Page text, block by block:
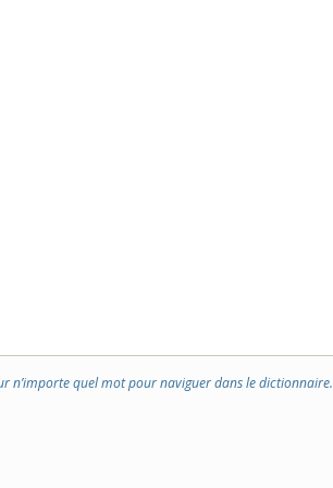
n’importe quel mot pour naviguer dans le dictionnaire.